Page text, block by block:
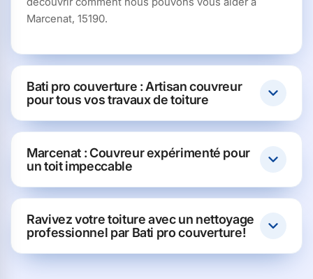
Marcenat, 15190.
Bati pro couverture : Artisan couvreur
pour tous vos travaux de toiture
Marcenat : Couvreur expérimenté pour
un toit impeccable
Ravivez votre toiture avec un nettoyage
professionnel par Bati pro couverture!